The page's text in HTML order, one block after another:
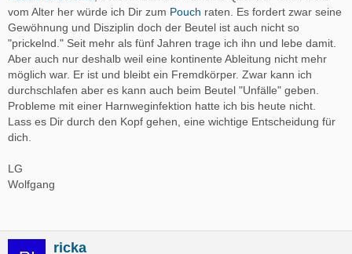
vom Alter her würde ich Dir zum Pouch raten. Es fordert zwar seine
Gewöhnung und Disziplin doch der Beutel ist auch nicht so
"prickelnd." Seit mehr als fünf Jahren trage ich ihn und lebe damit.
Aber auch nur deshalb weil eine kontinente Ableitung nicht mehr
möglich war. Er ist und bleibt ein Fremdkörper. Zwar kann ich
durchschlafen aber es kann auch beim Beutel "Unfälle" geben.
Probleme mit einer Harnweginfektion hatte ich bis heute nicht.
Lass es Dir durch den Kopf gehen, eine wichtige Entscheidung für
dich.
LG
Wolfgang
ricka